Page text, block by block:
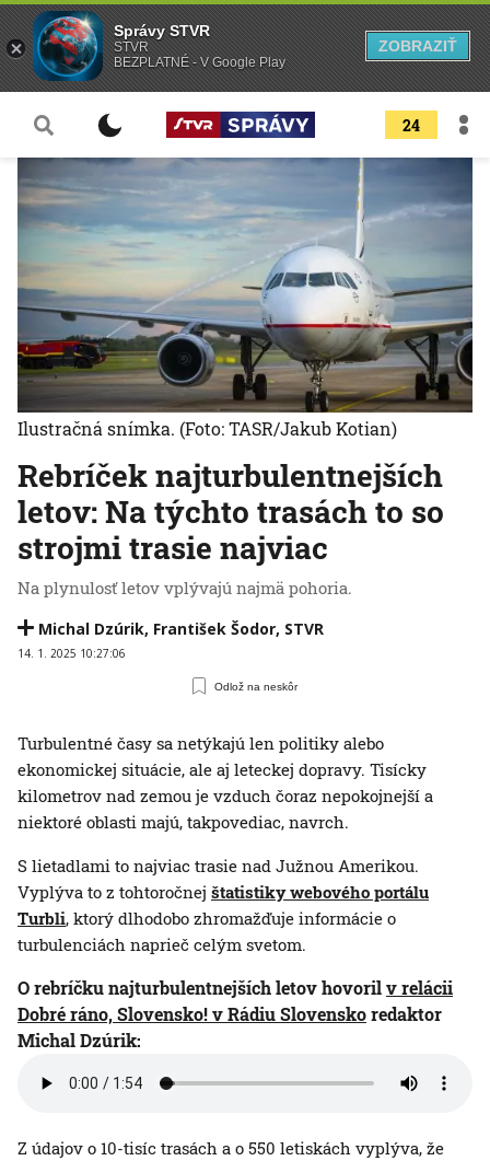
24
Rebríček najturbulentnejších
letov: Na týchto trasách to so
strojmi trasie najviac
Na plynulosť letov vplývajú najmä pohoria.
Michal Dzúrik, František Šodor, STVR
14. 1. 2025 10:27:06
Odlož na neskôr
Ilustračná snímka. (Foto: TASR/Jakub Kotian)
Turbulentné časy sa netýkajú len politiky alebo
ekonomickej situácie, ale aj leteckej dopravy. Tisícky
kilometrov nad zemou je vzduch čoraz nepokojnejší a
niektoré oblasti majú, takpovediac, navrch.
S lietadlami to najviac trasie nad Južnou Amerikou.
Vyplýva to z tohtoročnej štatistiky webového portálu
Turbli, ktorý dlhodobo zhromažďuje informácie o
turbulenciách naprieč celým svetom.
O rebríčku najturbulentnejších letov hovorilv relácii
Dobré ráno, Slovensko! v Rádiu Slovenskoredaktor
Michal Dzúrik:
Z údajov o 10-tisíc trasách a o 550 letiskách vyplýva, že
Správy STVR
STVR
BEZPLATNÉ - V Google Play
ZOBRAZIŤ